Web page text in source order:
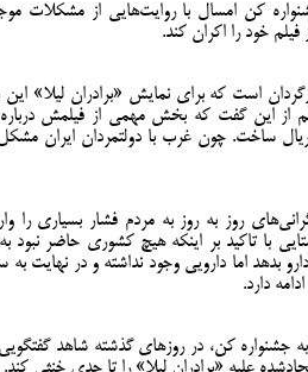
کن امسال با روایت‌هایی از مشکلات
خود را اکران کند.
است که برای نمایش «برادران لیلا» این
از این گفت که بخش مهمی از فیلمش درباره
ساخت. چون غرب با دولتمردان ایران
روز به روز به مردم فشار بسیاری را
با تاکید بر اینکه هیچ کشوری حاضر نبود
بدهد اما دارویی وجود نداشته و در نهایت به
دارد.
جشنواره کن، در روزهای گذشته شاهد